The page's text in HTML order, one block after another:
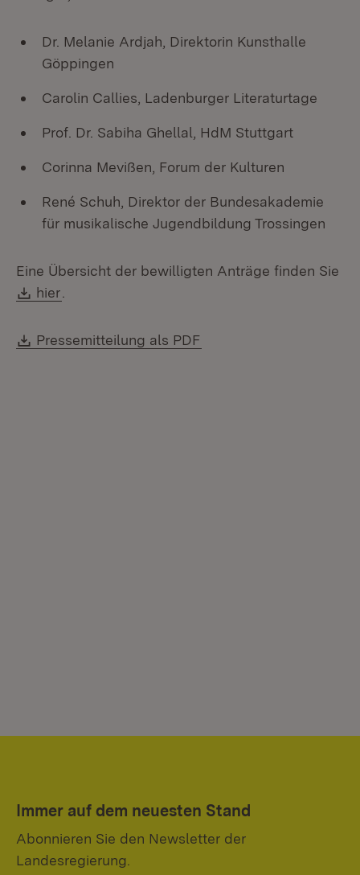
Dr. Melanie Ardjah, Direktorin Kunsthalle
Göppingen
Carolin Callies, Ladenburger Literaturtage
Prof. Dr. Sabiha Ghellal, HdM Stuttgart
Corinna Mevißen, Forum der Kulturen
René Schuh, Direktor der Bundesakademie
für musikalische Jugendbildung Trossingen
Eine Übersicht der bewilligten Anträge finden Sie
Download:
hier
Download:
Pressemitteilung als PDF
Immer auf dem neuesten Stand
Abonnieren Sie den Newsletter der
Landesregierung.